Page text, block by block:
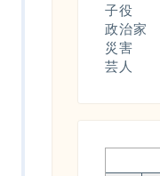
子役
政治家
災害
芸人